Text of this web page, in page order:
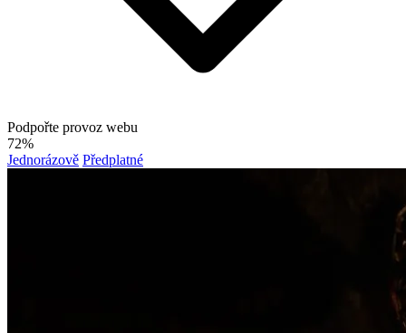
Podpořte provoz webu
72%
Jednorázově Předplatné